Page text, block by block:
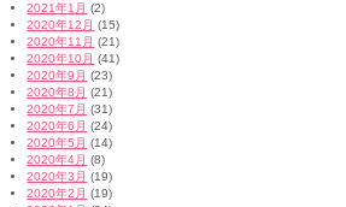
2021年1月 (2)
2020年12月 (15)
2020年11月 (21)
2020年10月 (41)
2020年9月 (23)
2020年8月 (21)
2020年7月 (31)
2020年6月 (24)
2020年5月 (14)
2020年4月 (8)
2020年3月 (19)
2020年2月 (19)